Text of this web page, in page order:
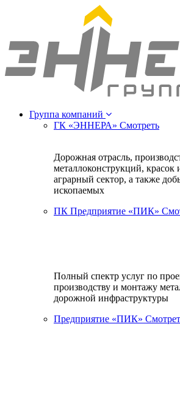
Группа компаний
ГК «ЭННЕРА» Смотреть
Дорожная отрасль,
металлоконструкций, красок
аграрный сектор, а также
ископаемых
ПК Предприятие «ПИК»
Полный спектр услуг по
производству и монтажу
дорожной инфраструктуры
Предприятие «ПИК»